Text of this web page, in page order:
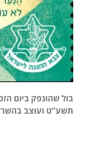
בול שהונפק ביום
תשע”ט ועוּצב